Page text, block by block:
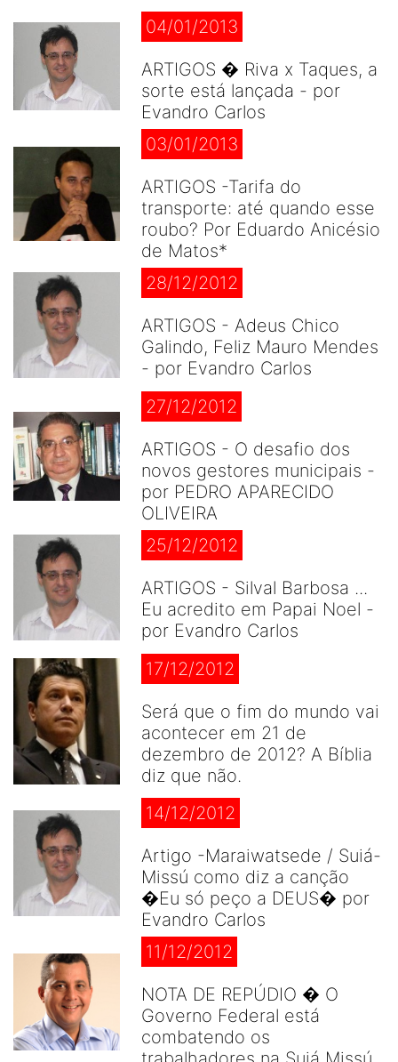
04/01/2013
ARTIGOS � Riva x Taques, a
sorte está lançada - por
Evandro Carlos
03/01/2013
ARTIGOS -Tarifa do
transporte: até quando esse
roubo? Por Eduardo Anicésio
de Matos*
28/12/2012
ARTIGOS - Adeus Chico
Galindo, Feliz Mauro Mendes
- por Evandro Carlos
27/12/2012
ARTIGOS - O desafio dos
novos gestores municipais -
por PEDRO APARECIDO
OLIVEIRA
25/12/2012
ARTIGOS - Silval Barbosa ...
Eu acredito em Papai Noel -
por Evandro Carlos
17/12/2012
Será que o fim do mundo vai
acontecer em 21 de
dezembro de 2012? A Bíblia
diz que não.
14/12/2012
Artigo -Maraiwatsede / Suiá-
Missú como diz a canção
�Eu só peço a DEUS� por
Evandro Carlos
11/12/2012
NOTA DE REPÚDIO � O
Governo Federal está
combatendo os